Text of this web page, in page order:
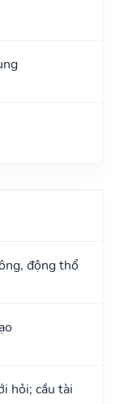
động thổ
hỏi; cầu tài